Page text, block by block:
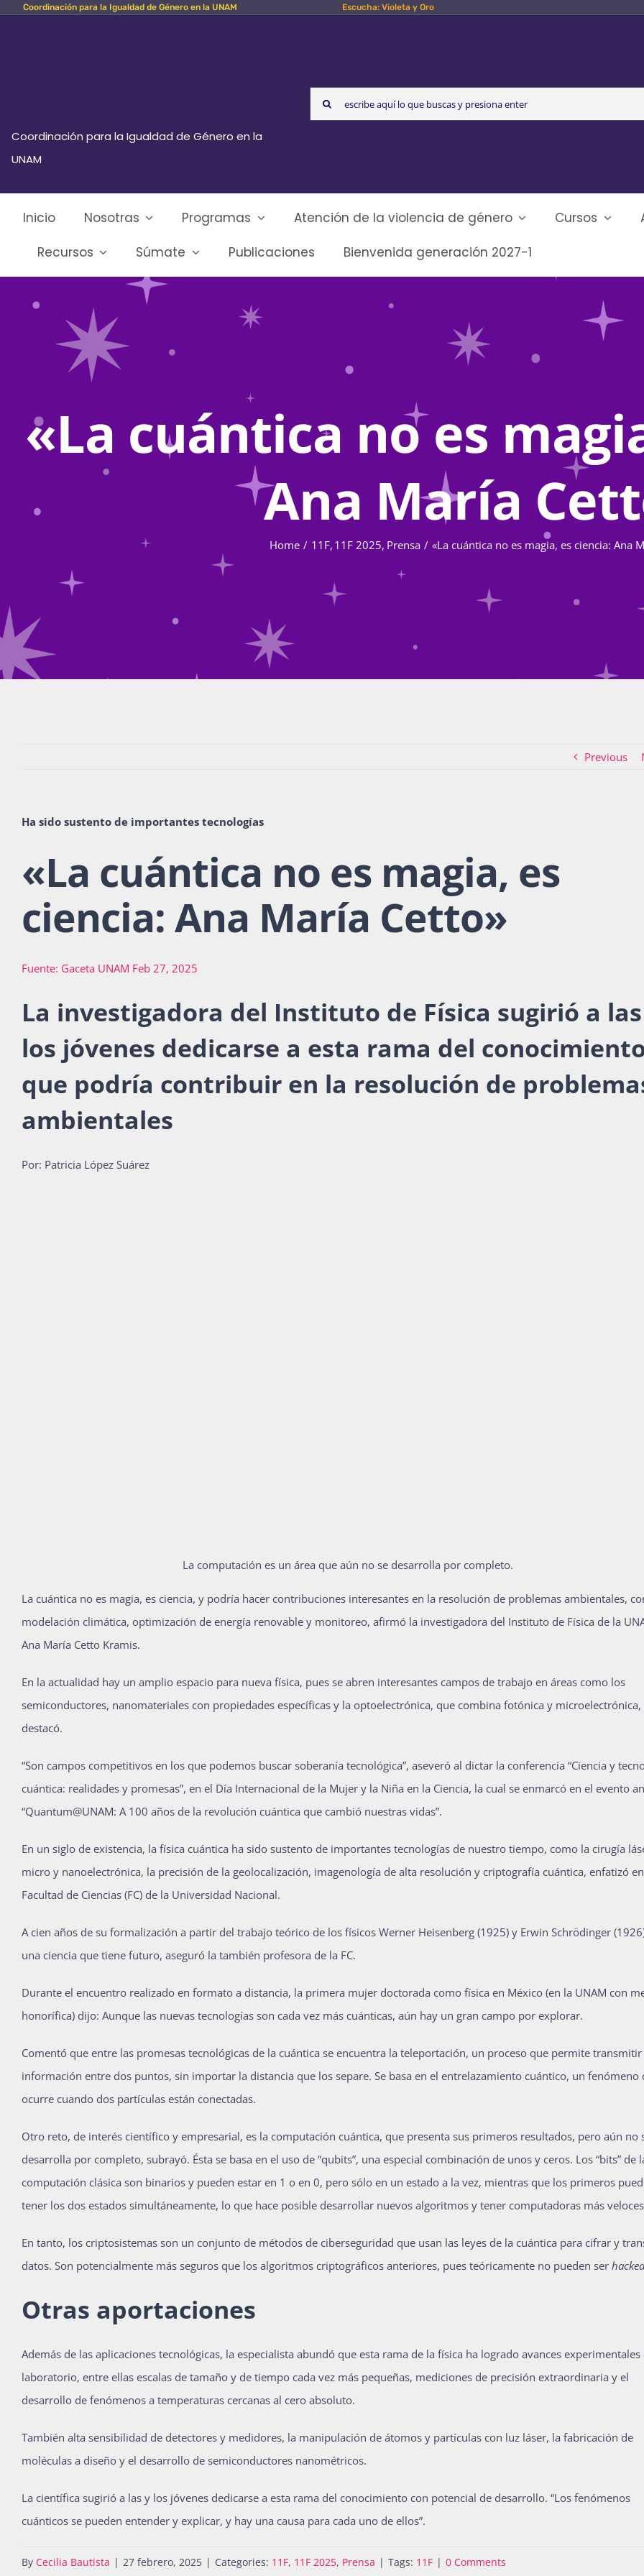
Skip Coordinación para la Igualdad de Género en la UNAM Escucha: Violeta y Oro
Coordinación para la Igualdad de Género en la
UNAM
Search
for:
Inicio Nosotras Programas Atención de la violencia de género Cursos
Recursos
Súmate Publicaciones Bienvenida generación 2027-1
«La cuántica no es
Ana María
Home 11F 11F 2025 Prensa «La cuántica no es magia, es ciencia: Ana
Previous
Ha sido sustento de importantes tecnologías
«La cuántica no es magia, es
ciencia: Ana María Cetto»
Fuente: Gaceta UNAM Feb 27, 2025
La investigadora del Instituto de Física sugirió a
los jóvenes dedicarse a esta rama del
que podría contribuir en la resolución de
ambientales
Por: Patricia López Suárez
La computación es un área que aún no se desarrolla por completo.
La cuántica no es magia, es ciencia, y podría hacer contribuciones interesantes en la resolución de problemas ambientales,
modelación climática, optimización de energía renovable y monitoreo, afirmó la investigadora del Instituto de Física de la
Ana María Cetto Kramis.
En la actualidad hay un amplio espacio para nueva física, pues se abren interesantes campos de trabajo en áreas como los
semiconductores, nanomateriales con propiedades específicas y la optoelectrónica, que combina fotónica y microelectrónica,
destacó.
“Son campos competitivos en los que podemos buscar soberanía tecnológica”, aseveró al dictar la conferencia “Ciencia y
cuántica: realidades y promesas”, en el Día Internacional de la Mujer y la Niña en la Ciencia, la cual se enmarcó en el evento
“Quantum@UNAM: A 100 años de la revolución cuántica que cambió nuestras vidas”.
En un siglo de existencia, la física cuántica ha sido sustento de importantes tecnologías de nuestro tiempo, como la cirugía
micro y nanoelectrónica, la precisión de la geolocalización, imagenología de alta resolución y criptografía cuántica, enfatizó
Facultad de Ciencias (FC) de la Universidad Nacional.
A cien años de su formalización a partir del trabajo teórico de los físicos Werner Heisenberg (1925) y Erwin Schrödinger
una ciencia que tiene futuro, aseguró la también profesora de la FC.
Durante el encuentro realizado en formato a distancia, la primera mujer doctorada como física en México (en la UNAM con
honorífica) dijo: Aunque las nuevas tecnologías son cada vez más cuánticas, aún hay un gran campo por explorar.
Comentó que entre las promesas tecnológicas de la cuántica se encuentra la teleportación, un proceso que permite transmitir
información entre dos puntos, sin importar la distancia que los separe. Se basa en el entrelazamiento cuántico, un fenómeno
ocurre cuando dos partículas están conectadas.
Otro reto, de interés científico y empresarial, es la computación cuántica, que presenta sus primeros resultados, pero aún no
desarrolla por completo, subrayó. Ésta se basa en el uso de “qubits”, una especial combinación de unos y ceros. Los “bits” de
computación clásica son binarios y pueden estar en 1 o en 0, pero sólo en un estado a la vez, mientras que los primeros
tener los dos estados simultáneamente, lo que hace posible desarrollar nuevos algoritmos y tener computadoras más
En tanto, los criptosistemas son un conjunto de métodos de ciberseguridad que usan las leyes de la cuántica para cifrar y
datos. Son potencialmente más seguros que los algoritmos criptográficos anteriores, pues teóricamente no pueden ser
Otras aportaciones
Además de las aplicaciones tecnológicas, la especialista abundó que esta rama de la física ha logrado avances experimentales
laboratorio, entre ellas escalas de tamaño y de tiempo cada vez más pequeñas, mediciones de precisión extraordinaria y el
desarrollo de fenómenos a temperaturas cercanas al cero absoluto.
También alta sensibilidad de detectores y medidores, la manipulación de átomos y partículas con luz láser, la fabricación de
moléculas a diseño y el desarrollo de semiconductores nanométricos.
La científica sugirió a las y los jóvenes dedicarse a esta rama del conocimiento con potencial de desarrollo. “Los fenómenos
cuánticos se pueden entender y explicar, y hay una causa para cada uno de ellos”.
By Cecilia Bautista | 27 febrero, 2025 | Categories: 11F, 11F 2025, Prensa | Tags: 11F | 0 Comments